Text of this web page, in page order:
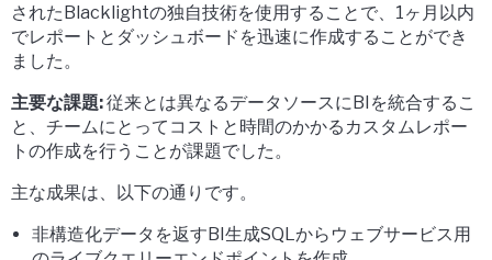
されたBlacklightの独自技術を使用することで、1ヶ月以内
でレポートとダッシュボードを迅速に作成することができ
ました。
主要な課題:従来とは異なるデータソースにBIを統合するこ
と、チームにとってコストと時間のかかるカスタムレポー
トの作成を行うことが課題でした。
主な成果は、以下の通りです。
非構造化データを返すBI生成SQLからウェブサービス用